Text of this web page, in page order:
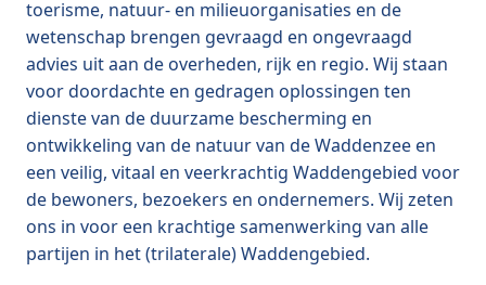
toerisme, natuur- en milieuorganisaties en de
wetenschap brengen gevraagd en ongevraagd
advies uit aan de overheden, rijk en regio. Wij staan
voor doordachte en gedragen oplossingen ten
dienste van de duurzame bescherming en
ontwikkeling van de natuur van de Waddenzee en
een veilig, vitaal en veerkrachtig Waddengebied voor
de bewoners, bezoekers en ondernemers. Wij zeten
ons in voor een krachtige samenwerking van alle
partijen in het (trilaterale) Waddengebied.